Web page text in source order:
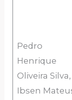
Pedro
Henrique
Oliveira Silva,
Ibsen